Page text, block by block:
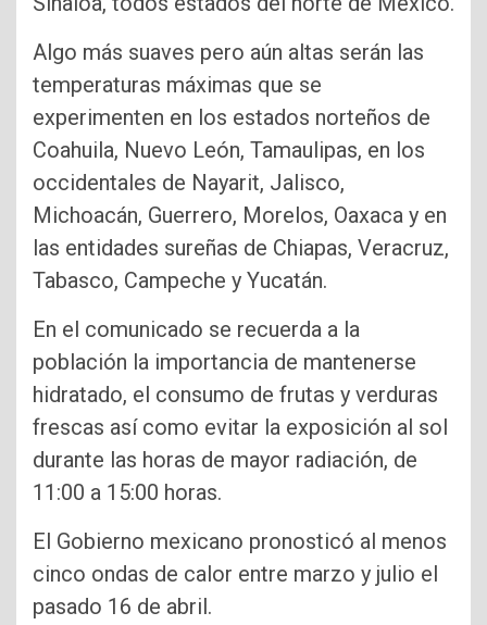
Algo más suaves pero aún altas serán las
temperaturas máximas que se
experimenten en los estados norteños de
Coahuila, Nuevo León, Tamaulipas, en los
occidentales de Nayarit, Jalisco,
Michoacán, Guerrero, Morelos, Oaxaca y en
las entidades sureñas de Chiapas, Veracruz,
Tabasco, Campeche y Yucatán.
En el comunicado se recuerda a la
población la importancia de mantenerse
hidratado, el consumo de frutas y verduras
frescas así como evitar la exposición al sol
durante las horas de mayor radiación, de
11:00 a 15:00 horas.
El Gobierno mexicano pronosticó al menos
cinco ondas de calor entre marzo y julio el
pasado 16 de abril.